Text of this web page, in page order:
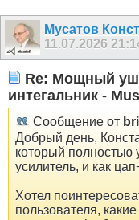
Мусатов
11.07.2026
Re: Мощный
интегальник -
Сообщение от
Добрый день,
который полностью
усилитель, и как
Хотел
пользователя,